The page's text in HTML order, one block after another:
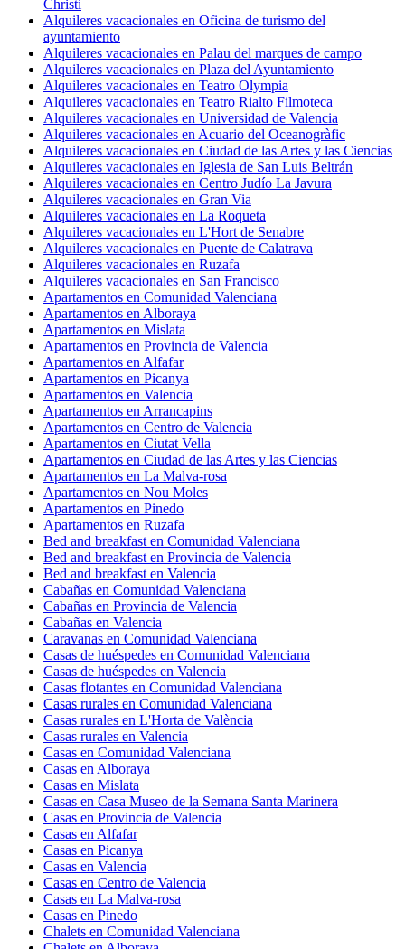
Christi
Alquileres vacacionales en Oficina de turismo del
ayuntamiento
Alquileres vacacionales en Palau del marques de campo
Alquileres vacacionales en Plaza del Ayuntamiento
Alquileres vacacionales en Teatro Olympia
Alquileres vacacionales en Teatro Rialto Filmoteca
Alquileres vacacionales en Universidad de Valencia
Alquileres vacacionales en Acuario del Oceanogràfic
Alquileres vacacionales en Ciudad de las Artes y las Ciencias
Alquileres vacacionales en Iglesia de San Luis Beltrán
Alquileres vacacionales en Centro Judío La Javura
Alquileres vacacionales en Gran Via
Alquileres vacacionales en La Roqueta
Alquileres vacacionales en L'Hort de Senabre
Alquileres vacacionales en Puente de Calatrava
Alquileres vacacionales en Ruzafa
Alquileres vacacionales en San Francisco
Apartamentos en Comunidad Valenciana
Apartamentos en Alboraya
Apartamentos en Mislata
Apartamentos en Provincia de Valencia
Apartamentos en Alfafar
Apartamentos en Picanya
Apartamentos en Valencia
Apartamentos en Arrancapins
Apartamentos en Centro de Valencia
Apartamentos en Ciutat Vella
Apartamentos en Ciudad de las Artes y las Ciencias
Apartamentos en La Malva-rosa
Apartamentos en Nou Moles
Apartamentos en Pinedo
Apartamentos en Ruzafa
Bed and breakfast en Comunidad Valenciana
Bed and breakfast en Provincia de Valencia
Bed and breakfast en Valencia
Cabañas en Comunidad Valenciana
Cabañas en Provincia de Valencia
Cabañas en Valencia
Caravanas en Comunidad Valenciana
Casas de huéspedes en Comunidad Valenciana
Casas de huéspedes en Valencia
Casas flotantes en Comunidad Valenciana
Casas rurales en Comunidad Valenciana
Casas rurales en L'Horta de València
Casas rurales en Valencia
Casas en Comunidad Valenciana
Casas en Alboraya
Casas en Mislata
Casas en Casa Museo de la Semana Santa Marinera
Casas en Provincia de Valencia
Casas en Alfafar
Casas en Picanya
Casas en Valencia
Casas en Centro de Valencia
Casas en La Malva-rosa
Casas en Pinedo
Chalets en Comunidad Valenciana